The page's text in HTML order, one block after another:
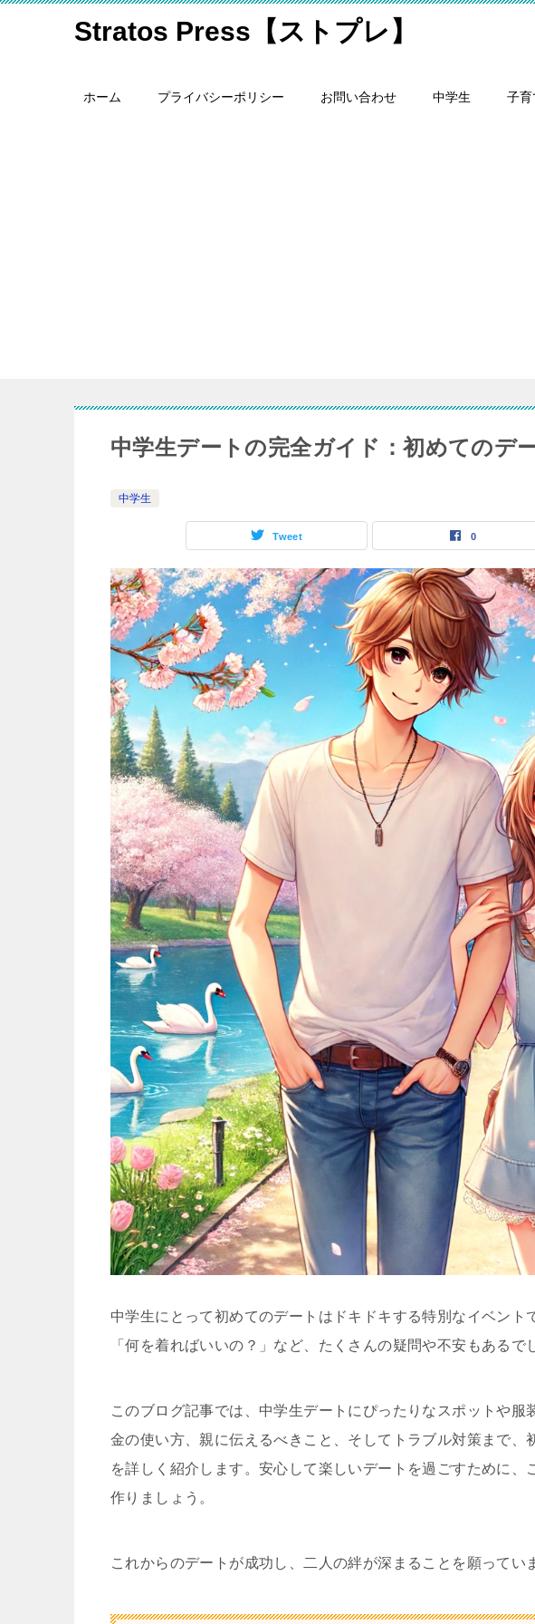
Stratos Press【ストプレ】
ホーム プライバシーポリシー お問い合わせ 中学生 子育
中学生デートの完全ガイド：初めてのデ
中学生
Tweet 0
中学生にとって初めてのデートはドキドキする特別なイベント
「何を着ればいいの？」など、たくさんの疑問や不安もあるで
このブログ記事では、中学生デートにぴったりなスポットや
金の使い方、親に伝えるべきこと、そしてトラブル対策まで、
を詳しく紹介します。安心して楽しいデートを過ごすために
作りましょう。
これからのデートが成功し、二人の絆が深まることを願ってい